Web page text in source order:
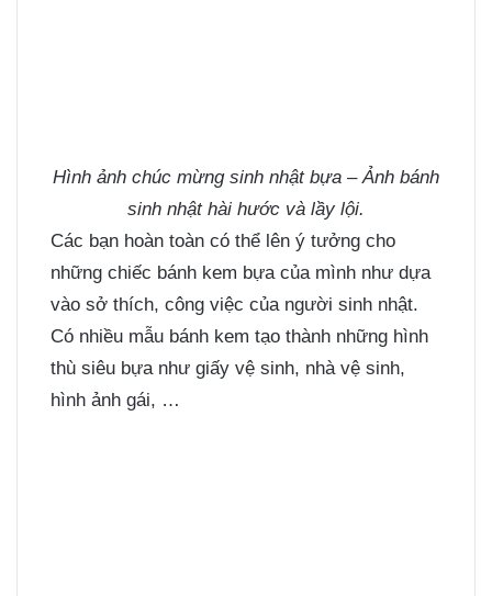
Hình ảnh chúc mừng sinh nhật bựa – Ảnh bánh
sinh nhật hài hước và lầy lội.
Các bạn hoàn toàn có thể lên ý tưởng cho
những chiếc bánh kem bựa của mình như dựa
vào sở thích, công việc của người sinh nhật.
Có nhiều mẫu bánh kem tạo thành những hình
thù siêu bựa như giấy vệ sinh, nhà vệ sinh,
hình ảnh gái, …